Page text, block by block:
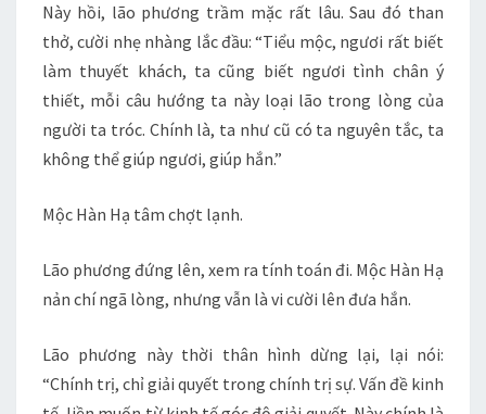
Này hồi, lão phương trầm mặc rất lâu. Sau đó than
thở, cười nhẹ nhàng lắc đầu: “Tiểu mộc, ngươi rất biết
làm thuyết khách, ta cũng biết ngươi tình chân ý
thiết, mỗi câu hướng ta này loại lão trong lòng của
người ta tróc. Chính là, ta như cũ có ta nguyên tắc, ta
không thể giúp ngươi, giúp hắn.”
Mộc Hàn Hạ tâm chợt lạnh.
Lão phương đứng lên, xem ra tính toán đi. Mộc Hàn Hạ
nản chí ngã lòng, nhưng vẫn là vi cười lên đưa hắn.
Lão phương này thời thân hình dừng lại, lại nói:
“Chính trị, chỉ giải quyết trong chính trị sự. Vấn đề kinh